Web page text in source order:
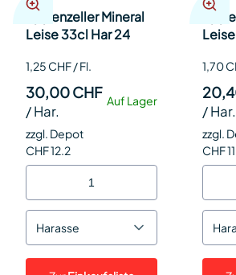
Appenzeller Mineral
Leise 33cl Har 24
1,25 CHF / Fl.
Auf Lager
30,00 CHF
/Har.
zzgl. Depot
CHF 12.2
Harasse
1,70
/Har.
zzgl.
CHF 11